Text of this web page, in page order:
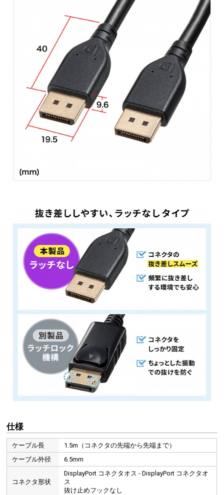
ケーブルの中心から4重のシールド処理を施し、ノイズから大切なデー
信号線には、芯線を2本ずつよりあわせたノイズに強いツイストペア
映像＋音声の伝送が可能
ケーブル1本で映像＋音声の伝送が可能です。最大32チャンネル、
オストリームに対応しています。
金メッキ仕様
仕様
ケーブル長
1.5m（コネクタの先端から先端まで）
ケーブル外径
6.5mm
コネクタ形状
DisplayPort コネクタオス - DisplayPort コネクタオ
ス
抜け止めフックなし